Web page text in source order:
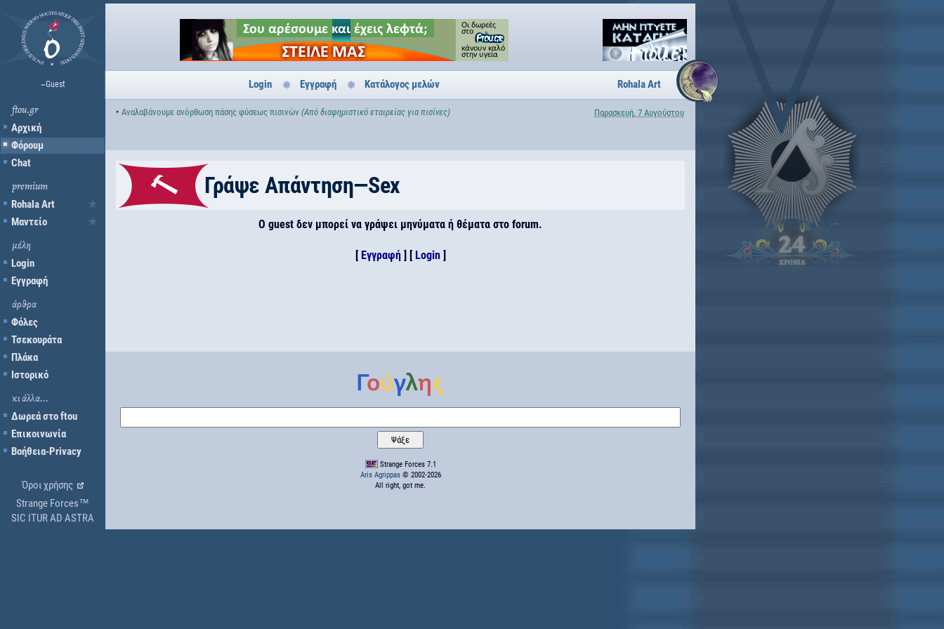
~Guest
ftou.gr
Αρχική
Φόρουμ
Chat
premium
Rohala Art
Μαντείο
μέλη
Login
Εγγραφή
άρθρα
Φόλες
Τσεκουράτα
Πλάκα
Ιστορικό
κι άλλα...
Δωρεά στο ftou
Επικοινωνία
Βοήθεια-Privacy
Όροι χρήσης
Strange Forces™
SIC ITUR AD ASTRA
Login Εγγραφή Κατάλογος μελών Rohala Art
‣ Αναλαβάνουμε ανόρθωση πάσης φύσεως πισινών (Από διαφημιστικό εταιρείας για πισίνες) Παρασκευή, 7 Αυγούστου
Γράψε Απάντηση—Sex
Ο guest δεν μπορεί να γράψει μηνύματα ή θέματα στο forum.
[ Εγγραφή] [ Login ]
Strange Forces 7.1
Aris Agrippas© 2002-2026
All right, got me.
24
ΧΡΟΝΙΑ